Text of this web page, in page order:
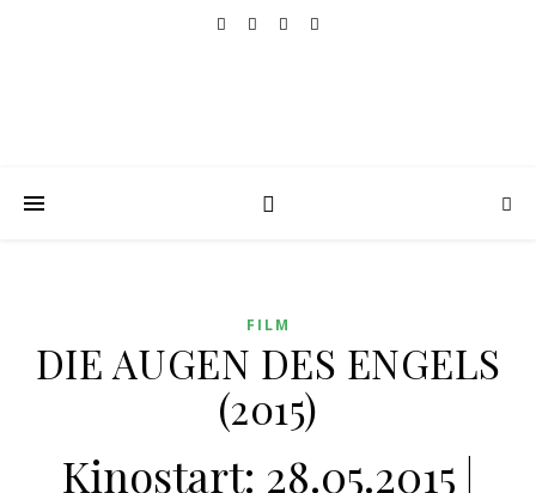
FILM
DIE AUGEN DES ENGELS
(2015)
Kinostart: 28.05.2015 |